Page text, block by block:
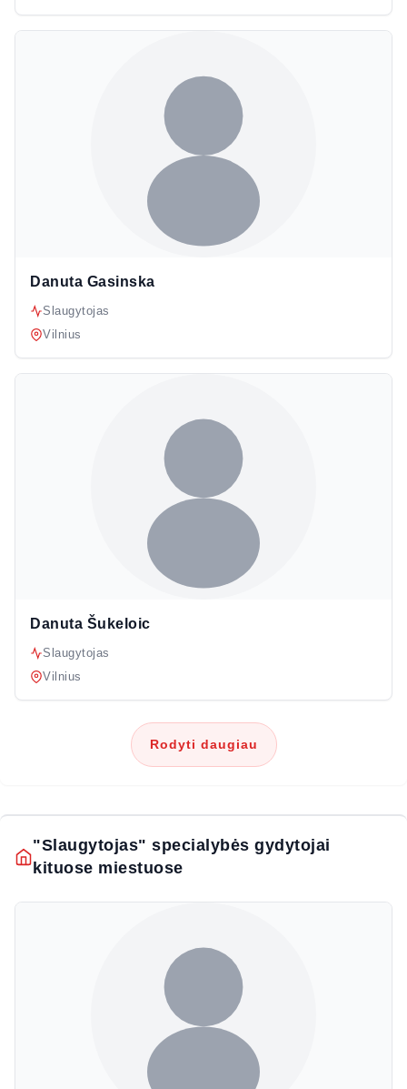
Danuta Gasinska
Slaugytojas
Vilnius
Danuta Šukeloic
Slaugytojas
Vilnius
Rodyti daugiau
"Slaugytojas" specialybės gydytojai
kituose miestuose